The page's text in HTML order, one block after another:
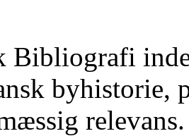
Bibliografi
byhistorie,
relevans.